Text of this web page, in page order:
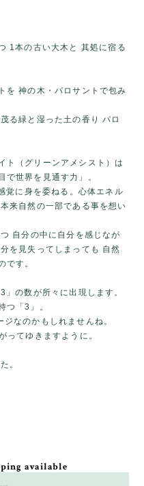
1本の古い大木と 其処に宿る
を 神の木・パロサントで包み
る緑と湿った土の香り パロ
ト（グリーンアメシスト）は
で世界を見通す力」。
覚に身を委ねる。心体エネル
来自然の一部である事を想い
自分の中に自分を感じなが
を見失ってしまっても 自然
です。
の数が所々に出現します。
つ「3」。
なのかもしれませんね。
ってゆきますように。
。
available